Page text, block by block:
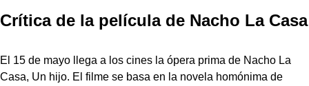
Crítica de la película de Nacho La Casa
El 15 de mayo llega a los cines la ópera prima de Nacho La
Casa, Un hijo. El filme se basa en la novela homónima de